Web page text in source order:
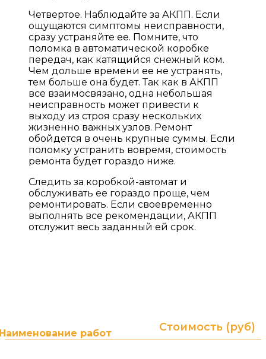
Четвертое. Наблюдайте за АКПП. Если
ощущаются симптомы неисправности,
сразу устраняйте ее. Помните, что
поломка в автоматической коробке
передач, как катящийся снежный ком.
Чем дольше времени ее не устранять,
тем больше она будет. Так как в АКПП
все взаимосвязано, одна небольшая
неисправность может привести к
выходу из строя сразу нескольких
жизненно важных узлов. Ремонт
обойдется в очень крупные суммы. Если
поломку устранить вовремя, стоимость
ремонта будет гораздо ниже.
Следить за коробкой-автомат и
обслуживать ее гораздо проще, чем
ремонтировать. Если своевременно
выполнять все рекомендации, АКПП
отслужит весь заданный ей срок.
работ
Стоимость (руб)